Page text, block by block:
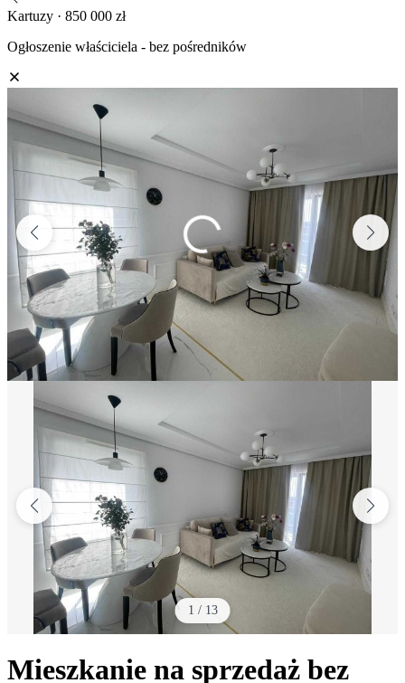
Kartuzy · 850 000 zł
Ogłoszenie właściciela - bez pośredników
1 / 13
Mieszkanie na sprzedaż bez